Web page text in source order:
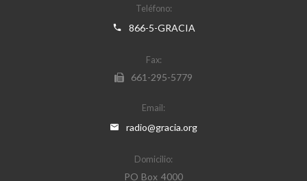
Teléfono:
866-5-GRACIA
Fax:
661-295-5779
Email:
radio@gracia.org
Domicilio:
PO Box 4000